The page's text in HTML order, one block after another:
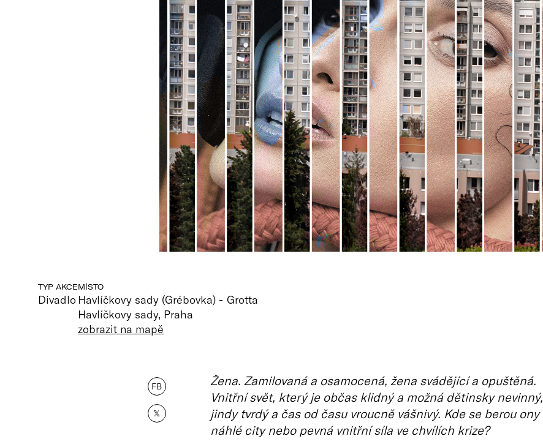
TYP AKCE
Divadlo
MÍSTO
Havlíčkovy sady (Grébovka) - Grotta
Havlíčkovy sady, Praha
zobrazit na mapě
FB
𝕏
Žena. Zamilovaná a osamocená, žena svádějící a opuštěná.
Vnitřní svět, který je občas klidný a možná dětinsky nevinný,
jindy tvrdý a čas od času vroucně vášnivý. Kde se berou ony
náhlé city nebo pevná vnitřní síla ve chvílích krize?